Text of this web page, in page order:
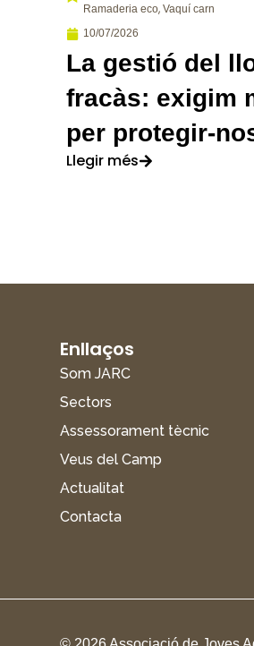
Ramaderia eco, Vaquí carn
10/07/2026
La gestió del
fracàs: exigim
per protegir-
Llegir més
Enllaços
Som JARC
Sectors
Assessorament tècnic
Veus del Camp
Actualitat
Contacta